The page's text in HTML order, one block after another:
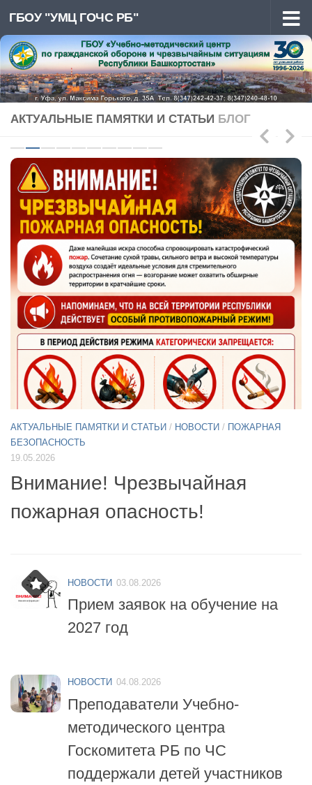
Перейти к содержимому
ГБОУ "УМЦ ГОЧС РБ"
АКТУАЛЬНЫЕ ПАМЯТКИ И СТАТЬИ БЛОГ
АКТУАЛЬНЫЕ ПАМЯТКИ И СТАТЬИ / НОВОСТИ 11.05.2026
Примите участие в опросе по
БПЛА
НОВОСТИ 03.08.2026
Прием заявок на обучение на
2027 год
НОВОСТИ 04.08.2026
Преподаватели Учебно-
методического центра
Госкомитета РБ по ЧС
поддержали детей участников